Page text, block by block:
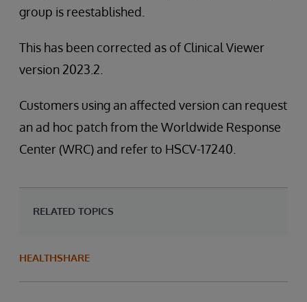
group is reestablished.
This has been corrected as of Clinical Viewer
version 2023.2.
Customers using an affected version can request
an ad hoc patch from the Worldwide Response
Center (WRC) and refer to HSCV-17240.
RELATED TOPICS
HEALTHSHARE